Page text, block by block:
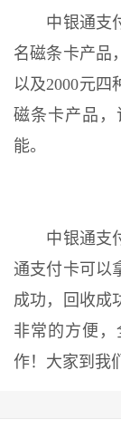
中银通支付
名磁条卡产品
以及2000元四
磁条卡产品，
能。
中银通支付
通支付卡可以
成功，回收成
非常的方便
作！大家到我